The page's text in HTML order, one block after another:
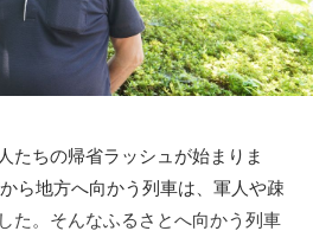
車」、普通列車・長野行には、軍
開先を目指す人たちが、大挙して
遅れで発車。すし詰めの車内では
昼どき、おにぎりを頬張る人もい
たちの帰省ラッシュが始まりま
ら地方へ向かう列車は、軍人や疎
た。そんなふるさとへ向かう列車